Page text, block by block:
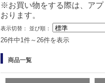
※お買い物をする際は、ア
おります。
表示切替： 並び順：
26件中1件～26件を表示
商品一覧